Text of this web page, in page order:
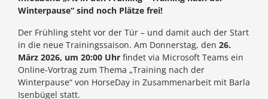
Winterpause“ sind noch Plätze frei!
Der Frühling steht vor der Tür – und damit auch der Start
in die neue Trainingssaison. Am Donnerstag, den 26.
März 2026, um 20:00 Uhr findet via Microsoft Teams ein
Online-Vortrag zum Thema „Training nach der
Winterpause“ von HorseDay in Zusammenarbeit mit Barla
Isenbügel statt.